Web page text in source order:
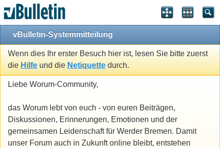
vBulletin-Systemmitteilung
Wenn dies Ihr erster Besuch hier ist, lesen Sie bitte zuerst
die Hilfe und die Netiquette durch.
Liebe Worum-Community,
das Worum lebt von euch - von euren Beiträgen,
Diskussionen, Erinnerungen, Emotionen und der
gemeinsamen Leidenschaft für Werder Bremen. Damit
unser Forum auch in Zukunft online bleibt, entstehen